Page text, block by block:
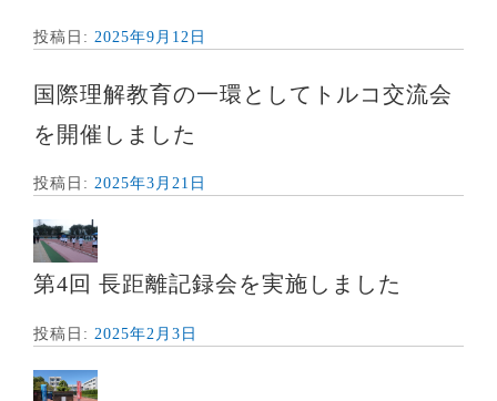
投稿日: 2025年9月12日
国際理解教育の一環としてトルコ交流会
を開催しました
投稿日: 2025年3月21日
第4回 長距離記録会を実施しました
投稿日: 2025年2月3日